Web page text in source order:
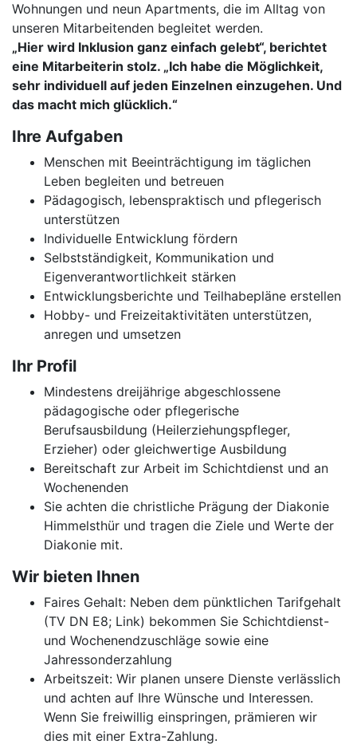
Wohnungen und neun Apartments, die im Alltag von
unseren Mitarbeitenden begleitet werden.
„Hier wird Inklusion ganz einfach gelebt“, berichtet
eine Mitarbeiterin stolz. „Ich habe die Möglichkeit,
sehr individuell auf jeden Einzelnen einzugehen. Und
das macht mich glücklich.“
Ihre Aufgaben
Menschen mit Beeinträchtigung im täglichen
Leben begleiten und betreuen
Pädagogisch, lebenspraktisch und pflegerisch
unterstützen
Individuelle Entwicklung fördern
Selbstständigkeit, Kommunikation und
Eigenverantwortlichkeit stärken
Entwicklungsberichte und Teilhabepläne erstellen
Hobby- und Freizeitaktivitäten unterstützen,
anregen und umsetzen
Ihr Profil
Mindestens dreijährige abgeschlossene
pädagogische oder pflegerische
Berufsausbildung (Heilerziehungspfleger,
Erzieher) oder gleichwertige Ausbildung
Bereitschaft zur Arbeit im Schichtdienst und an
Wochenenden
Sie achten die christliche Prägung der Diakonie
Himmelsthür und tragen die Ziele und Werte der
Diakonie mit.
Wir bieten Ihnen
Faires Gehalt: Neben dem pünktlichen Tarifgehalt
(TV DN E8; Link) bekommen Sie Schichtdienst-
und Wochenendzuschläge sowie eine
Jahressonderzahlung
Arbeitszeit: Wir planen unsere Dienste verlässlich
und achten auf Ihre Wünsche und Interessen.
Wenn Sie freiwillig einspringen, prämieren wir
dies mit einer Extra-Zahlung.